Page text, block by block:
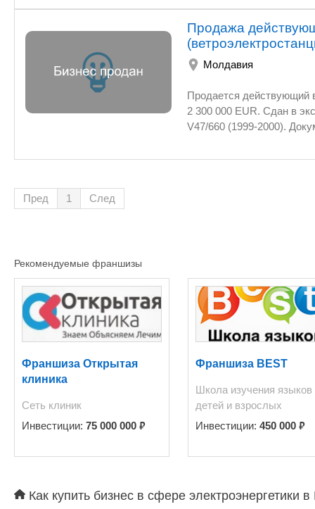
составляет 6 млн кВт·ч
Продажа
Молдавия
Продается действующий
2 300 000 EUR. Сдан в
V47/660 (1999-2000).
составляет 6 млн кВт·ч
Пред 1 След
Рекомендуемые франшизы
Франшиза Открытая
клиника
Сеть клиник
Инвестиции: 75 000 000 ₽
Франшиза BEST
Школа изучения языков
детей и взрослых
Инвестиции: 450 000 ₽
Как купить бизнес в сфере